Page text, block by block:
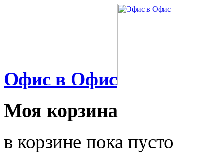
Офис в Офис
Моя корзина
в корзине пока пусто